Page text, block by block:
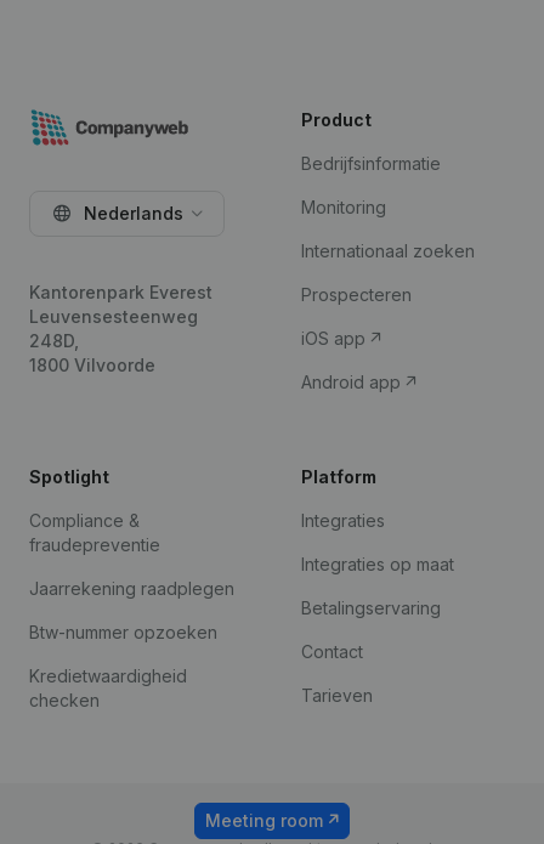
Nederlands
Kantorenpark Everest
Leuvensesteenweg
248D,
1800 Vilvoorde
Product
Bedrijfsinformatie
Monitoring
Internationaal zoeken
Prospecteren
iOS app
Android app
Spotlight
Compliance &
fraudepreventie
Jaarrekening raadplegen
Btw-nummer opzoeken
Kredietwaardigheid
checken
Platform
Integraties
Integraties op maat
Betalingservaring
Contact
Tarieven
Meeting room